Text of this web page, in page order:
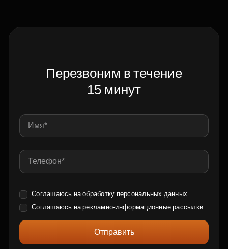
Перезвоним в течение
15 минут
Соглашаюсь на обработку персональных данных
Соглашаюсь нарекламно-информационные рассылки
Отправить